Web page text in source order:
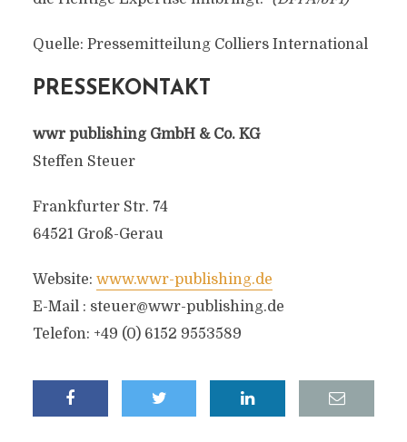
Quelle: Pressemitteilung Colliers International
PRESSEKONTAKT
wwr publishing GmbH & Co. KG
Steffen Steuer
Frankfurter Str. 74
64521 Groß-Gerau
Website: www.wwr-publishing.de
E-Mail : steuer@wwr-publishing.de
Telefon: +49 (0) 6152 9553589